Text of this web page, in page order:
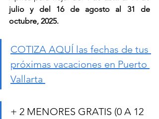
julio y del 16 de agosto al 31 de
octubre, 2025.
COTIZA AQUÍ las fechas de tus
próximas vacaciones en Puerto
Vallarta
+ 2 MENORES GRATIS (0 A 12